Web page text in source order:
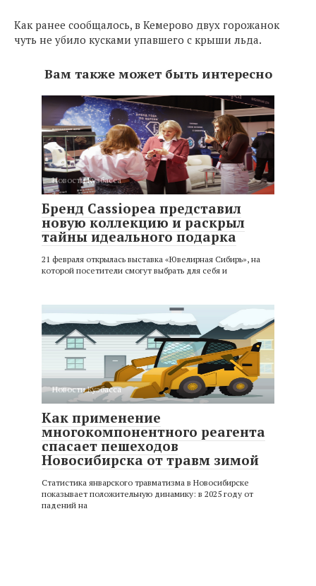
Как ранее сообщалось, в Кемерово двух горожанок
чуть не убило кусками упавшего с крыши льда.
Вам также может быть интересно
Новости Кузбасса
Бренд Cassiopea представил
новую коллекцию и раскрыл
тайны идеального подарка
21 февраля открылась выставка «Ювелирная Сибирь», на
которой посетители смогут выбрать для себя и
Новости Кузбасса
Как применение
многокомпонентного реагента
спасает пешеходов
Новосибирска от травм зимой
Статистика январского травматизма в Новосибирске
показывает положительную динамику: в 2025 году от
падений на